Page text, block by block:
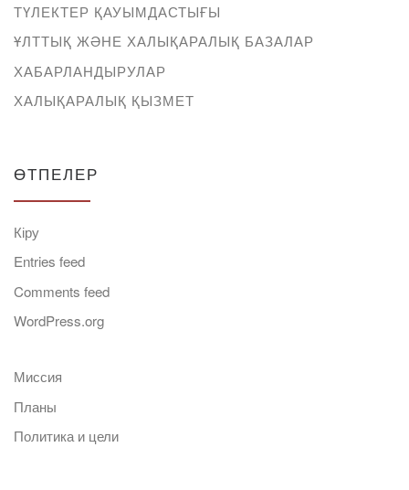
ТҮЛЕКТЕР ҚАУЫМДАСТЫҒЫ
ҰЛТТЫҚ ЖӘНЕ ХАЛЫҚАРАЛЫҚ БАЗАЛАР
ХАБАРЛАНДЫРУЛАР
ХАЛЫҚАРАЛЫҚ ҚЫЗМЕТ
ӨТПЕЛЕР
Кіру
Entries feed
Comments feed
WordPress.org
Миссия
Планы
Политика и цели